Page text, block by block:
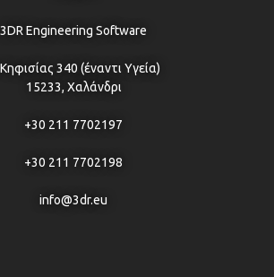
3DR Engineering Software
340 (έναντι Υγεία)
15233, Χαλάνδρι
+30 211 7702197
+30 211 7702198
info@3dr.eu